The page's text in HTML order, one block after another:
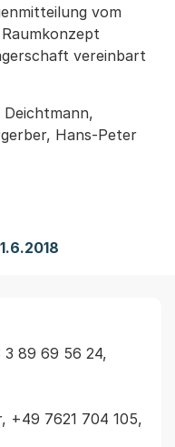
vom
Raumkonzept
vereinbart
Hans-Peter
3 89 69 56 24,
+49 7621 704 105,